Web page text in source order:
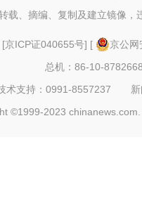
载、摘编、复制及建立镜像，
[京ICP证040655号] [
京公
总机：86-10-
术支持：0991-8557237
©1999-2023